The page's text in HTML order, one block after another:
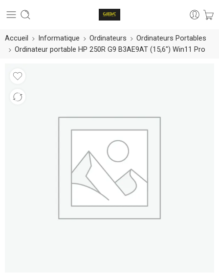
Accueil Informatique Ordinateurs
Ordinateurs Portables
Ordinateur portable HP 250R G9 B3AE9AT (15,6″) Win11 Pro